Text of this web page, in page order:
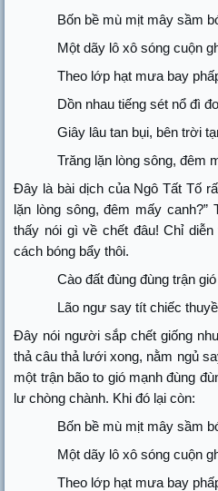
Bốn bề mù mịt mây sầm
Một dãy lô xô sóng cuộn
Theo lớp hạt mưa bay
Dồn nhau tiếng sét nổ đì
Giây lâu tan bụi, bên trời
Trăng lặn lòng sông, đêm
Đây là bài dịch của Ngô Tất Tố
lặn lòng sông, đêm mấy canh?”
thấy nói gì về chết đâu! Chỉ
cách bóng bẩy thôi.
Cào đất đùng đùng trận
Lão ngư say tít chiếc
Đây nói người sắp chết giống
thả câu thả lưới xong, nằm ngủ
một trận bão to gió mạnh đùng
lư chòng chành. Khi đó lại còn:
Bốn bề mù mịt mây sầm
Một dãy lô xô sóng cuộn
Theo lớp hạt mưa bay